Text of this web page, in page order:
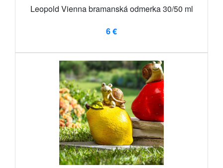
Leopold Vienna bramanská odmerka 30/50 ml
6 €